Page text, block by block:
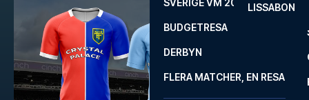
LISSABON
SVERIGE VM 2026
BUDGETRESA
DERBYN
FLERA MATCHER, EN RESA